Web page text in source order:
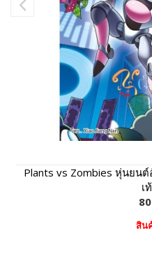
Plants vs Zombies หุ่นยน
เ
สิน